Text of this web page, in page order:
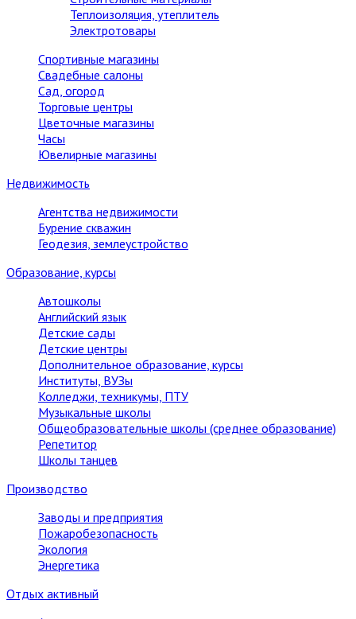
Теплоизоляция, утеплитель
Электротовары
Спортивные магазины
Свадебные салоны
Сад, огород
Торговые центры
Цветочные магазины
Часы
Ювелирные магазины
Недвижимость
Агентства недвижимости
Бурение скважин
Геодезия, землеустройство
Образование, курсы
Автошколы
Английский язык
Детские сады
Детские центры
Дополнительное образование, курсы
Институты, ВУЗы
Колледжи, техникумы, ПТУ
Музыкальные школы
Общеобразовательные школы (среднее образование)
Репетитор
Школы танцев
Производство
Заводы и предприятия
Пожаробезопасность
Экология
Энергетика
Отдых активный